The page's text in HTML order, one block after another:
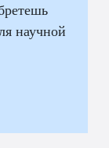
научной